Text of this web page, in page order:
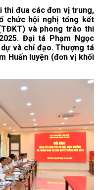
thi đua các đơn vị trung,
chức hội nghị tổng kết
và phong trào thi
Đại tá Phạm Ngọc
và chỉ đạo. Thượng tá
Huấn luyện (đơn vị khối